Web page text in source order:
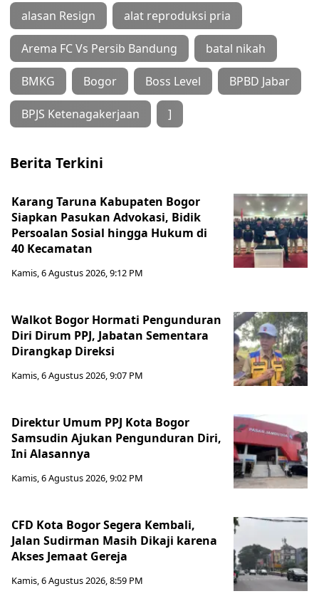
alasan Resign alat reproduksi pria
Arema FC Vs Persib Bandung batal nikah
BMKG Bogor Boss Level BPBD Jabar
BPJS Ketenagakerjaan ]
Berita Terkini
Karang Taruna Kabupaten Bogor
Siapkan Pasukan Advokasi, Bidik
Persoalan Sosial hingga Hukum di
40 Kecamatan
Kamis, 6 Agustus 2026, 9:12 PM
Walkot Bogor Hormati Pengunduran
Diri Dirum PPJ, Jabatan Sementara
Dirangkap Direksi
Kamis, 6 Agustus 2026, 9:07 PM
Direktur Umum PPJ Kota Bogor
Samsudin Ajukan Pengunduran Diri,
Ini Alasannya
Kamis, 6 Agustus 2026, 9:02 PM
CFD Kota Bogor Segera Kembali,
Jalan Sudirman Masih Dikaji karena
Akses Jemaat Gereja
Kamis, 6 Agustus 2026, 8:59 PM